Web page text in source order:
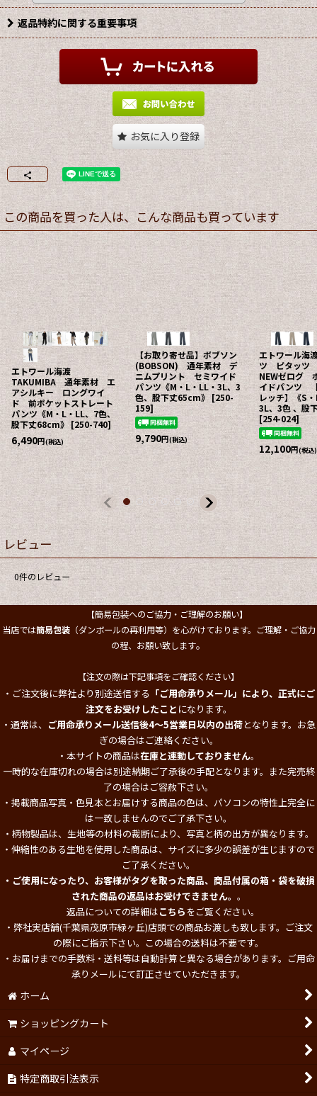
返品特約に関する重要事項
お気に入り登録
この商品を買った人は、こんな商品も買っています
エトワール海渡
TAKUMIBA 通年素材 エ
アシルキー ロングワイ
ド 前ポケットストレート
パンツ《M・L・LL、7色、
股下丈68cm》 [250-740]
6,490円(税込)
【お取り寄せ品】ボブソン
(BOBSON) 通年素材 デ
ニムプリント セミワイド
パンツ《M・L・LL・3L、3
色、股下丈65cm》 [250-
159]
9,790円(税込)
エトワール海
ツ ピタッ
NEWゼログ
イドパンツ
レッチ】《S
3L、3色 、股
[254-024]
12,100円(税込)
レビュー
0件のレビュー
【簡易包装へのご協力・ご理解のお願い】
当店では簡易包装（ダンボールの再利用等）を心がけております。ご理解・ご協力
の程、お願い致します。
【注文の際は下記事項をご確認ください】
・ご注文後に弊社より別途送信する 「ご用命承りメール」により、正式にご
注文をお受けしたこと になります。
・通常は、 ご用命承りメール送信後4～5営業日以内の出荷となります。お急
ぎの場合はご連絡ください。
・本サイトの商品は在庫と連動しておりません。
一時的な在庫切れの場合は別途納期ご了承後の手配となります。また完売終
了の場合はご容赦下さい。
・掲載商品写真・色見本とお届けする商品の色は、パソコンの特性上完全に
は一致しませんのでご了承下さい。
・柄物製品は、生地等の材料の裁断により、写真と柄の出方が異なります。
・伸縮性のある生地を使用した商品は、サイズに多少の誤差が生じますので
ご了承ください。
・ご使用になったり、お客様がタグを取った商品、商品付属の箱・袋を破損
された商品の返品はお受けできません。 。
返品についての詳細はこちらをご覧ください。
・弊社実店舗(千葉県茂原市緑ヶ丘)店頭での商品お渡しも致します。ご注文
の際にご指示下さい。この場合の送料は不要です。
・お届けまでの手数料・送料等は自動計算と異なる場合があります。ご用命
承りメールにて訂正させていただきます。
ホーム
ショッピングカート
マイページ
特定商取引法表示